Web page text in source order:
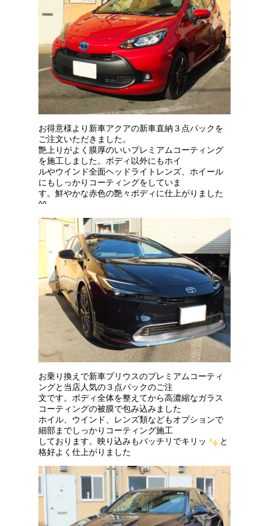
お得意様より新車アクアの新車直納３点パックを
ご注文いただきました。
艶上りがよく膜厚のいいプレミアムコーティング
を施工しました。ボディ以外にもホイ
ルやウインド全面ヘッドライトレンズ、ホイール
にもしっかりコーティングをしていま
す。鮮やかな赤色の艶々ボディに仕上がりました
^^
お乗り換えで新車プリウスのプレミアムコーティ
ングと当店人気の３点パックのご注
文です。ボディ全体を整えてから高濃縮なガラス
コーティングの被膜で包み込みました
ホイル、ウインド、レンズ類などもオプションで
細部までしっかりコーティング施工
しております。映り込みもバッチリでキリッ
と
格好よく仕上がりました